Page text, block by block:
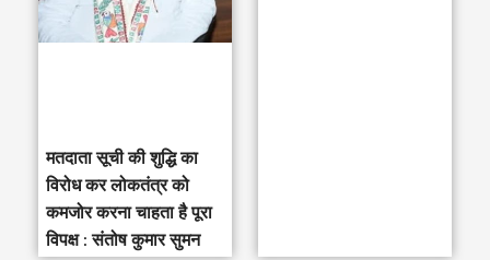
मतदाता सूची की शुद्धि का
विरोध कर लोकतंत्र को
कमजोर करना चाहता है पूरा
विपक्ष : संतोष कुमार सुमन